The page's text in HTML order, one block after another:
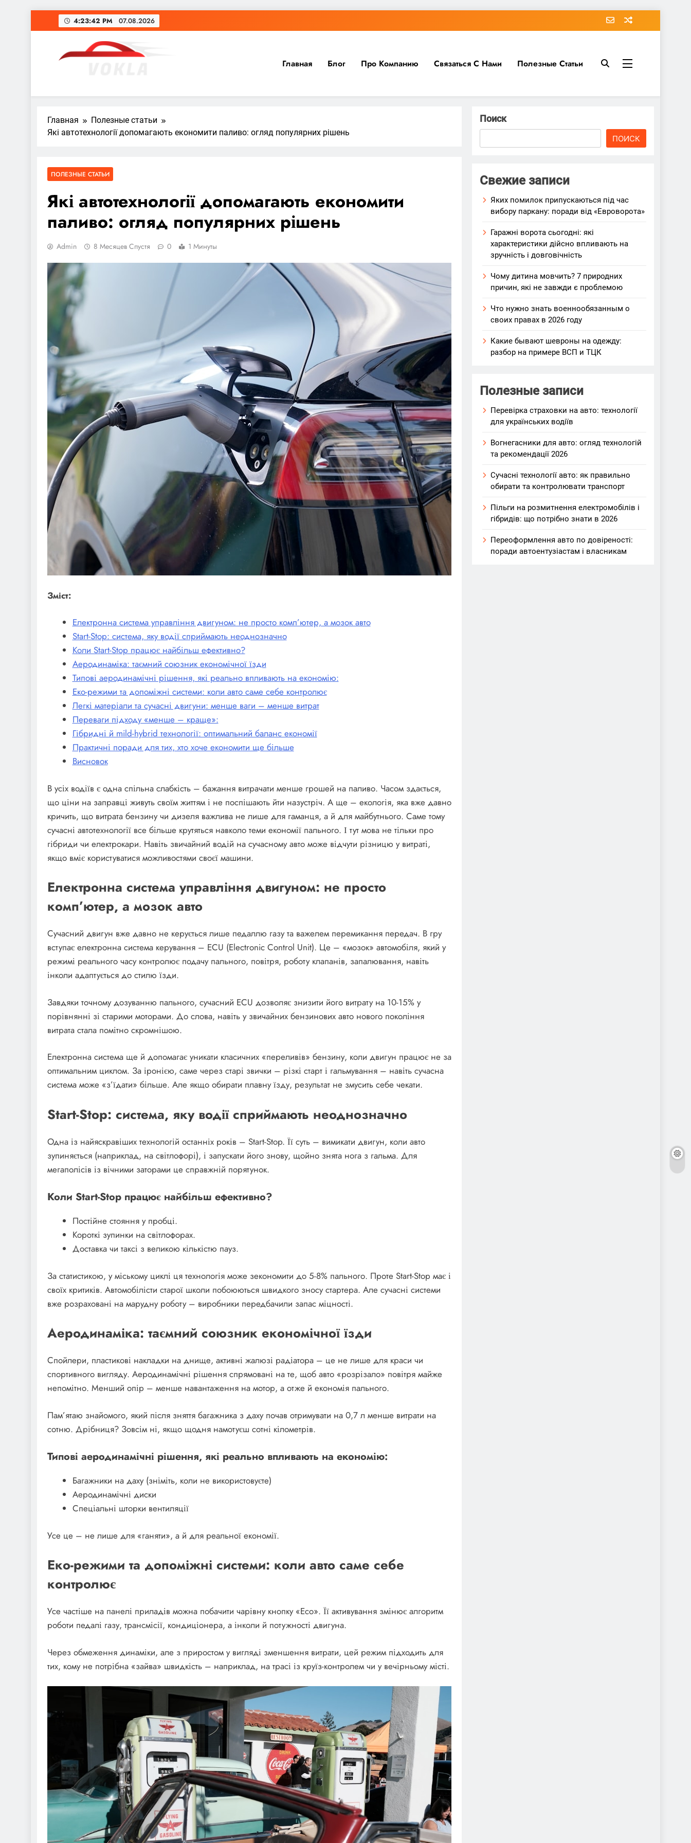
Перейти
4:23:43 PM 07.08.2026
vokla.vn.ua
Главная Блог Про Компанию Связаться С Нами Полезные Статьи
Главная
Полезные статьи
Які автотехнології допомагають економити паливо: огляд популярних рішень
ПОЛЕЗНЫЕ СТАТЬИ
Які автотехнології допомагають економити
паливо: огляд популярних рішень
Admin 8 Месяцев Спустя 0 1 Минуты
Зміст:
Електронна система управління двигуном: не просто комп’ютер, а мозок авто
Start-Stop: система, яку водії сприймають неоднозначно
Коли Start-Stop працює найбільш ефективно?
Аеродинаміка: таємний союзник економічної їзди
Типові аеродинамічні рішення, які реально впливають на економію:
Еко-режими та допоміжні системи: коли авто саме себе контролює
Легкі матеріали та сучасні двигуни: менше ваги – менше витрат
Переваги підходу «менше – краще»:
Гібридні й mild-hybrid технології: оптимальний баланс економії
Практичні поради для тих, хто хоче економити ще більше
Висновок
В усіх водіїв є одна спільна слабкість – бажання витрачати менше грошей на паливо. Часом здається,
що ціни на заправці живуть своїм життям і не поспішають йти назустріч. А ще – екологія, яка вже давно
кричить, що витрата бензину чи дизеля важлива не лише для гаманця, а й для майбутнього. Саме тому
сучасні автотехнології все більше крутяться навколо теми економії пального. І тут мова не тільки про
гібриди чи електрокари. Навіть звичайний водій на сучасному авто може відчути різницю у витраті,
якщо вміє користуватися можливостями своєї машини.
Електронна система управління двигуном: не просто
комп’ютер, а мозок авто
Сучасний двигун вже давно не керується лише педаллю газу та важелем перемикання передач. В гру
вступає електронна система керування – ECU (Electronic Control Unit). Це – «мозок» автомобіля, який у
режимі реального часу контролює подачу пального, повітря, роботу клапанів, запалювання, навіть
інколи адаптується до стилю їзди.
Завдяки точному дозуванню пального, сучасний ECU дозволяє знизити його витрату на 10-15% у
порівнянні зі старими моторами. До слова, навіть у звичайних бензинових авто нового покоління
витрата стала помітно скромнішою.
Електронна система ще й допомагає уникати класичних «переливів» бензину, коли двигун працює не за
оптимальним циклом. За іронією, саме через старі звички – різкі старт і гальмування – навіть сучасна
система може «з’їдати» більше. Але якщо обирати плавну їзду, результат не змусить себе чекати.
Start-Stop: система, яку водії сприймають неоднозначно
Одна із найяскравіших технологій останніх років – Start-Stop. Її суть – вимикати двигун, коли авто
зупиняється (наприклад, на світлофорі), і запускати його знову, щойно знята нога з гальма. Для
мегаполісів із вічними заторами це справжній порятунок.
Коли Start-Stop працює найбільш ефективно?
Постійне стояння у пробці.
Короткі зупинки на світлофорах.
Доставка чи таксі з великою кількістю пауз.
За статистикою, у міському циклі ця технологія може зекономити до 5-8% пального. Проте Start-Stop має і
своїх критиків. Автомобілісти старої школи побоюються швидкого зносу стартера. Але сучасні системи
вже розраховані на марудну роботу – виробники передбачили запас міцності.
Аеродинаміка: таємний союзник економічної їзди
Спойлери, пластикові накладки на днище, активні жалюзі радіатора – це не лише для краси чи
спортивного вигляду. Аеродинамічні рішення спрямовані на те, щоб авто «розрізало» повітря майже
непомітно. Менший опір – менше навантаження на мотор, а отже й економія пального.
Пам’ятаю знайомого, який після зняття багажника з даху почав отримувати на 0,7 л менше витрати на
сотню. Дрібниця? Зовсім ні, якщо щодня намотуєш сотні кілометрів.
Типові аеродинамічні рішення, які реально впливають на економію:
Багажники на даху (зніміть, коли не використовуєте)
Аеродинамічні диски
Спеціальні шторки вентиляції
Усе це – не лише для «ганяти», а й для реальної економії.
Еко-режими та допоміжні системи: коли авто саме себе
контролює
Усе частіше на панелі приладів можна побачити чарівну кнопку «Eco». Її активування змінює алгоритм
роботи педалі газу, трансмісії, кондиціонера, а інколи й потужності двигуна.
Через обмеження динаміки, але з приростом у вигляді зменшення витрати, цей режим підходить для
тих, кому не потрібна «зайва» швидкість – наприклад, на трасі із круїз-контролем чи у вечірньому місті.
Поиск
ПОИСК
Свежие записи
Яких помилок припускаються під час
вибору паркану: поради від «Евроворота»
Гаражні ворота сьогодні: які
характеристики дійсно впливають на
зручність і довговічність
Чому дитина мовчить? 7 природних
причин, які не завжди є проблемою
Что нужно знать военнообязанным о
своих правах в 2026 году
Какие бывают шевроны на одежду:
разбор на примере ВСП и ТЦК
Полезные записи
Перевірка страховки на авто: технології
для українських водіїв
Вогнегасники для авто: огляд технологій
та рекомендації 2026
Сучасні технології авто: як правильно
обирати та контролювати транспорт
Пільги на розмитнення електромобілів і
гібридів: що потрібно знати в 2026
Переоформлення авто по довіреності:
поради автоентузіастам і власникам